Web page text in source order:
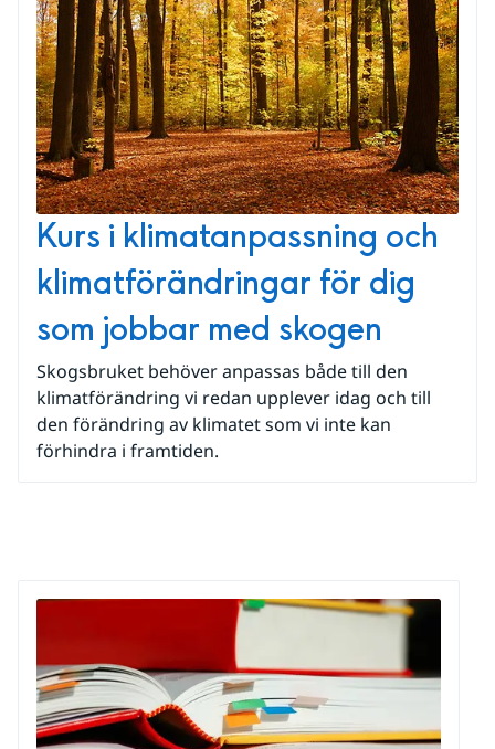
Kurs i klimatanpassning och
klimatförändringar för dig
som jobbar med skogen
Skogsbruket behöver anpassas både till den
klimatförändring vi redan upplever idag och till
den förändring av klimatet som vi inte kan
förhindra i framtiden.